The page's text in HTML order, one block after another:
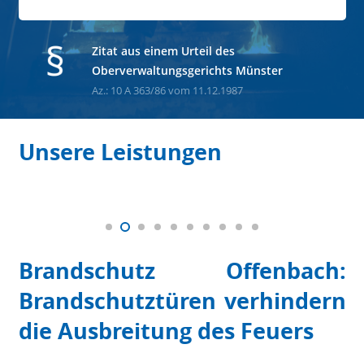
Zitat aus einem Urteil des
Oberverwaltungsgerichts Münster
Az.: 10 A 363/86 vom 11.12.1987
Unsere Leistungen
Stahlbeschichtung
Brandschutz Offenbach:
Brandschutztüren verhindern
die Ausbreitung des Feuers